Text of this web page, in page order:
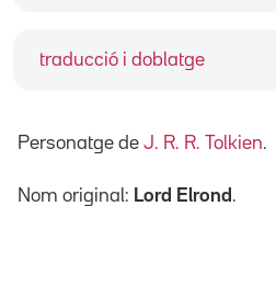
traducció i doblatge
Personatge de J. R. R. Tolkien.
Nom original: Lord Elrond .